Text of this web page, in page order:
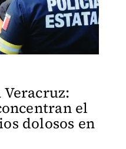
Veracruz:
el
dolosos en